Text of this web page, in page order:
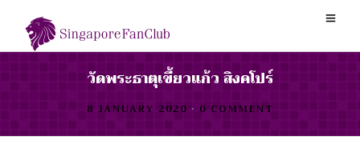
วัดพระธาตุเขี้ยวแก้ว สิงคโปร์
8 JANUARY 2020 • 0 COMMENT